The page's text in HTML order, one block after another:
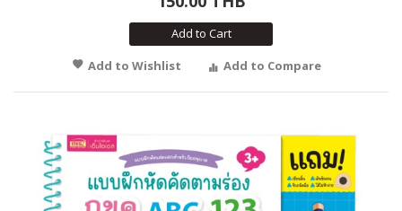
Add to Cart
Add to Wishlist
Add to Compare